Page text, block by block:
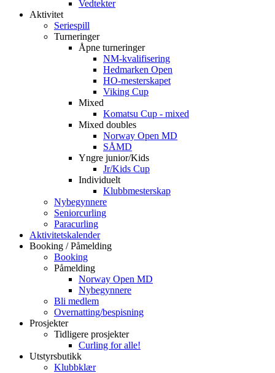
Vedtekter
Aktivitet
Seriespill
Turneringer
Åpne turneringer
NM-kvalifisering
Hedmarken Open
HO-mesterskapet
Viking Cup
Mixed
Komatsu Cup - mixed
Mixed doubles
Norway Open MD
SÅMD
Yngre junior/Kids
Jr/Kids Cup
Individuelt
Klubbmesterskap
Nybegynnere
Seniorcurling
Paracurling
Aktivitetskalender
Booking / Påmelding
Booking
Påmelding
Norway Open MD
Nybegynnere
Bli medlem
Overnatting/bespisning
Prosjekter
Tidligere prosjekter
Curling for alle!
Utstyrsbutikk
Klubbklær